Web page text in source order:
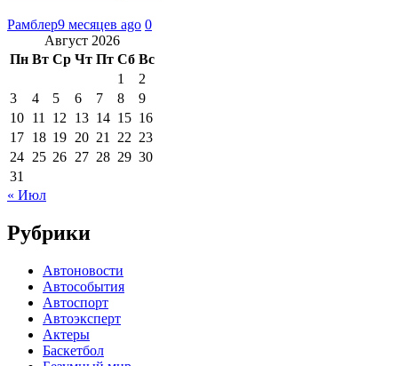
Рамблер9 месяцев ago 0
Август 2026
Пн Вт Ср Чт Пт Сб Вс
1
2
3
4 5 6 7 8
9
10 11 12 13 14 15 16
17 18 19 20 21 22 23
24 25 26 27 28 29 30
31
« Июл
Рубрики
Автоновости
Автособытия
Автоспорт
Автоэксперт
Актеры
Баскетбол